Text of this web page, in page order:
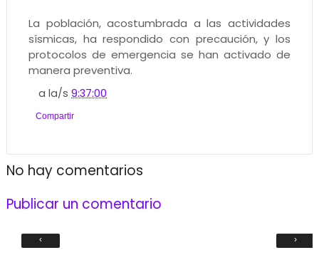
La población, acostumbrada a las actividades
sísmicas, ha respondido con precaución, y los
protocolos de emergencia se han activado de
manera preventiva.
a la/s9:37:00
Compartir
No hay comentarios
Publicar un comentario
‹ ›